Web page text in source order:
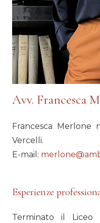
Avv. Francesca
Francesca Merlone
Vercelli.
E-mail:
Esperienze
Terminato il Liceo